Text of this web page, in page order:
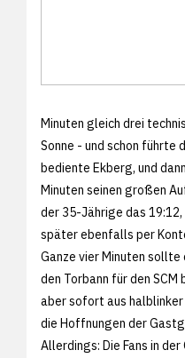
Minuten gleich drei
Sonne - und schon führte
bediente Ekberg, und
Minuten seinen großen
der 35-Jährige das
später ebenfalls per
Ganze vier Minuten sollte
den Torbann für den
aber sofort aus
die Hoffnungen der
Allerdings: Die Fans in